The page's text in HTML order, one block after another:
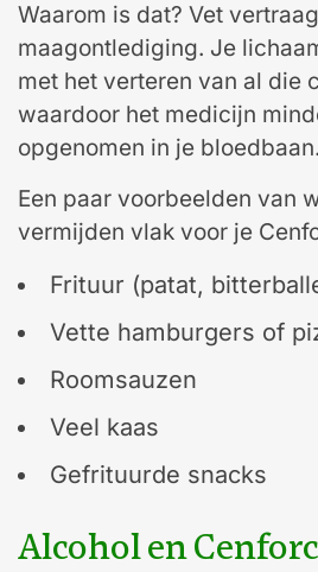
Waarom is dat? Vet
maagontlediging. Je
met het verteren van al die
waardoor het medicijn
opgenomen in je bloedbaan.
Een paar voorbeelden van
vermijden vlak voor je
Frituur (patat,
Vette hamburgers of
Roomsauzen
Veel kaas
Gefrituurde snacks
Alcohol en